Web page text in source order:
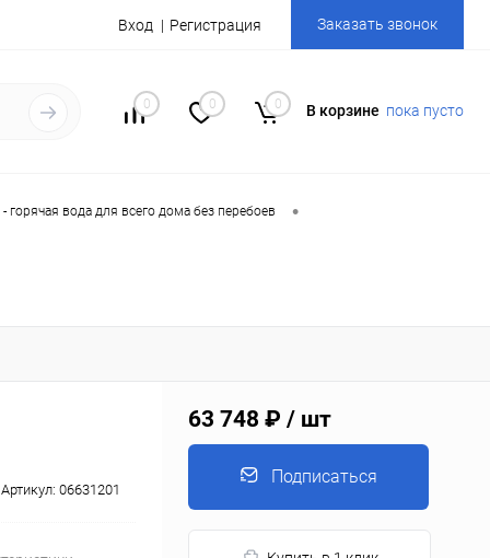
Вход Регистрация Заказать звонок
0 0 0 В корзине пока пусто
горячая вода для всего дома без перебоев •
Артикул: 06631201
63 748 ₽ / шт
Подписаться